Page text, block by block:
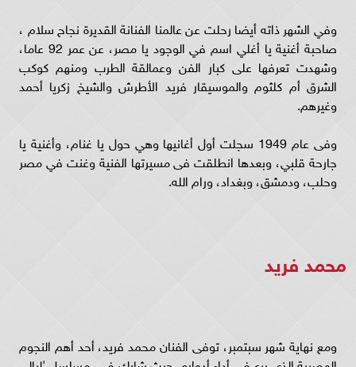
وفي الشهر ذاته أيضا رحلت عن عالمنا الفنانة القديرة نجاح سلام ،
صاحبة أغنية يا أغلي اسم في الوجود يا مصر، عن عمر 92 عاما،
وشهدت تعرفها على كبار الفن وعمالقة الطرب ومنهم كوكب
الشرق أم كلثوم والموسيقار فريد الأطرش والشيخ زكريا أحمد
وغيرهم.
وفى عام 1949 سجلت أول أغانيها وهي حول يا غنام، وأغنية يا
جارحة قلبي، وبعدها انطلقت فى مسيرتها الفنية وغنت في مصر
وحلب، ودمشق، وبغداد، ورام الله.
محمد فريد
ومع نهاية شهر سبتمبر، توفى الفنان محمد فريد، أحد أهم النجوم